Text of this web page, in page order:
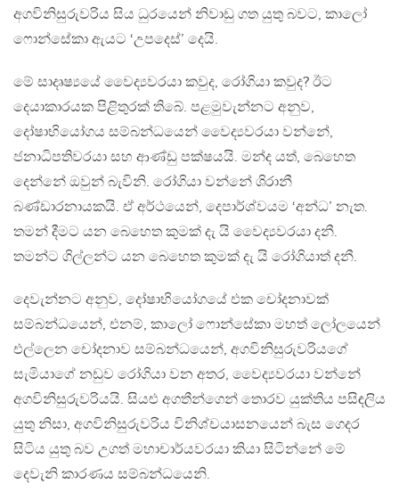
අගවිනිසුරුවරිය සිය ධුරයෙන් නිවාඩු ගත යුතු බවට, කාලෝ
ෆොන්සේකා ඇයට ‘උපදෙස්’ දෙයි.
මේ සාදෘෂ්‍යයේ වෛද්‍යවරයා කවුද, රෝගියා කවුද? ඊට
දෙයාකාරයක පිළිතුරක් තිබේ. පළමුවැන්නට අනුව,
දෝෂාභියෝගය සම්බන්ධයෙන් වෛද්‍යවරයා වන්නේ,
ජනාධිපතිවරයා සහ ආණ්ඩු පක්ෂයයි. මන්ද යත්, බෙහෙත
දෙන්නේ ඔවුන් බැවිනි. රෝගියා වන්නේ ශිරානී
බණ්ඩාරනායකයි. ඒ අර්ථයෙන්, දෙපාර්ශ්වයම ‘අන්ධ’ නැත.
තමන් දීමට යන බෙහෙත කුමක් දැ යි වෛද්‍යවරයා දනී.
තමන්ට ගිල්ලන්ට යන බෙහෙත කුමක් දැ යි රෝගියාත් දනී.
දෙවැන්නට අනුව, දෝෂාභියෝගයේ එක චෝදනාවක්
සම්බන්ධයෙන්, එනම්, කාලෝ ෆොන්සේකා මහත් ලෝලයෙන්
එල්ලෙන චෝදනාව සම්බන්ධයෙන්, අගවිනිසුරුවරියගේ
සැමියාගේ නඩුව රෝගියා වන අතර, වෛද්‍යවරයා වන්නේ
අගවිනිසුරුවරියයි. සියළු අගතීන්ගෙන් තොරව යුක්තිය පසිඳලිය
යුතු නිසා, අගවිනිසුරුවරිය විනිශ්චයාසනයෙන් බැස ගෙදර
සිටිය යුතු බව උගත් මහාචාර්යවරයා කියා සිටින්නේ මේ
දෙවැනි කාරණය සම්බන්ධයෙනි.